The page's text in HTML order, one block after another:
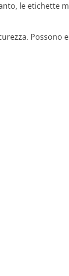
le etichette
Possono